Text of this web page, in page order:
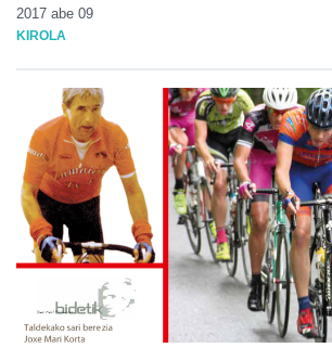
2017 abe 09
KIROLA